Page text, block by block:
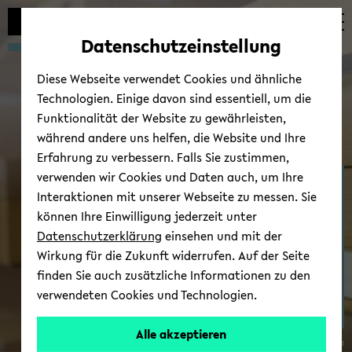
Automatische
vermeiden
zum
wechseln
zum
wechseln
zum
wechseln
Zen­trum für Theo­rien in
der his­to­ri­schen For­
schung
© Uni­ver­si­tät Bie­le­feld
Datenschutzeinstellung
Diese Webseite verwendet Cookies und ähnliche
Technologien. Einige davon sind essentiell, um die
Funktionalität der Website zu gewährleisten,
während andere uns helfen, die Website und Ihre
Erfahrung zu verbessern. Falls Sie zustimmen,
verwenden wir Cookies und Daten auch, um Ihre
Interaktionen mit unserer Webseite zu messen. Sie
können Ihre Einwilligung jederzeit unter
Datenschutzerklärung einsehen und mit der
Wirkung für die Zukunft widerrufen. Auf der Seite
finden Sie auch zusätzliche Informationen zu den
verwendeten Cookies und Technologien.
Alle akzeptieren